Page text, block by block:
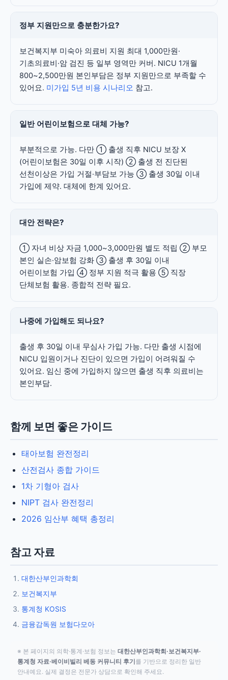
정부 지원만으로 충분한가요?
보건복지부 미숙아 의료비 지원 최대 1,000만원·
기초의료비·암 검진 등 일부 영역만 커버. NICU 1개월
800~2,500만원 본인부담은 정부 지원만으로 부족할 수
있어요. 미가입 5년 비용 시나리오 참고.
일반 어린이보험으로 대체 가능?
부분적으로 가능. 다만 ① 출생 직후 NICU 보장 X
(어린이보험은 30일 이후 시작) ② 출생 전 진단된
선천이상은 가입 거절·부담보 가능 ③ 출생 30일 이내
가입에 제약. 대체에 한계 있어요.
대안 전략은?
① 자녀 비상 자금 1,000~3,000만원 별도 적립 ② 부모
본인 실손·암보험 강화 ③ 출생 후 30일 이내
어린이보험 가입 ④ 정부 지원 적극 활용 ⑤ 직장
단체보험 활용. 종합적 전략 필요.
나중에 가입해도 되나요?
출생 후 30일 이내 무심사 가입 가능. 다만 출생 시점에
NICU 입원이거나 진단이 있으면 가입이 어려워질 수
있어요. 임신 중에 가입하지 않으면 출생 직후 의료비는
본인부담.
함께 보면 좋은 가이드
태아보험 완전정리
산전검사 종합 가이드
1차 기형아 검사
NIPT 검사 완전정리
2026 임산부 혜택 총정리
참고 자료
대한산부인과학회
보건복지부
통계청 KOSIS
금융감독원 보험다모아
※ 본 페이지의 의학·통계·보험 정보는 대한산부인과학회·보건복지부·
통계청 자료·베이비빌리 베동 커뮤니티 후기를 기반으로 정리한 일반
안내예요. 실제 결정은 전문가 상담으로 확인해 주세요.